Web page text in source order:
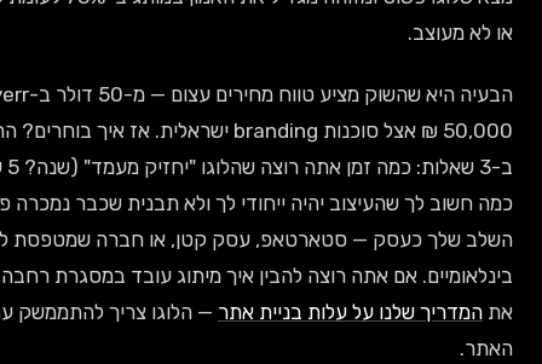
הבעיה היא שהשוק מציע טווח מחירים עצום — מ-50 דולר ב-Fiverr ועד
50,000 ₪ אצל סוכנות branding ישראלית. אז איך בוחרים? התשובה תלויה
ב-3 שאלות: כמה זמן אתה רוצה שהלוגו "יחזיק מעמד" (שנה? 5 שנים? 10?),
לך שהעיצוב יהיה ייחודי לך ולא תבנית שכבר נמכרה פעמיים, ומה
כעסק — סטארטאפ, עסק קטן, או חברה שמטפסת לשווקים
אם אתה רוצה להבין איך מיתוג עובד במסגרת רחבה יותר, תקרא
שלנו על עלות בניית אתר— הלוגו צריך להתממשק עם העיצוב של